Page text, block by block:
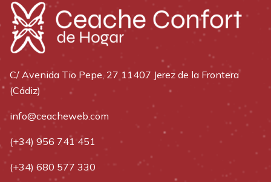
C/ Avenida Tio Pepe, 27 11407 Jerez de la Frontera
(Cádiz)
info@ceacheweb.com
(+34) 956 741 451
(+34) 680 577 330